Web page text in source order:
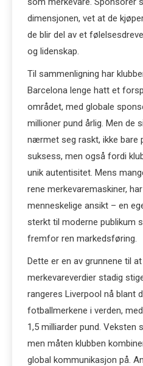
dimensjonen, vet at de
de blir del av et
og lidenskap.
Til sammenligning har
Barcelona lenge hatt et
området, med globale
millioner pund årlig. Men de
nærmet seg raskt, ikke bare
suksess, men også fordi
unik autentisitet. Mens
rene merkevaremaskiner,
menneskelige ansikt – en
sterkt til moderne publikum
fremfor ren markedsføring.
Dette er en av grunnene til
merkevareverdier stadig
rangeres Liverpool nå blant
fotballmerkene i verden,
1,5 milliarder pund. Veksten
men måten klubben
global kommunikasjon på.